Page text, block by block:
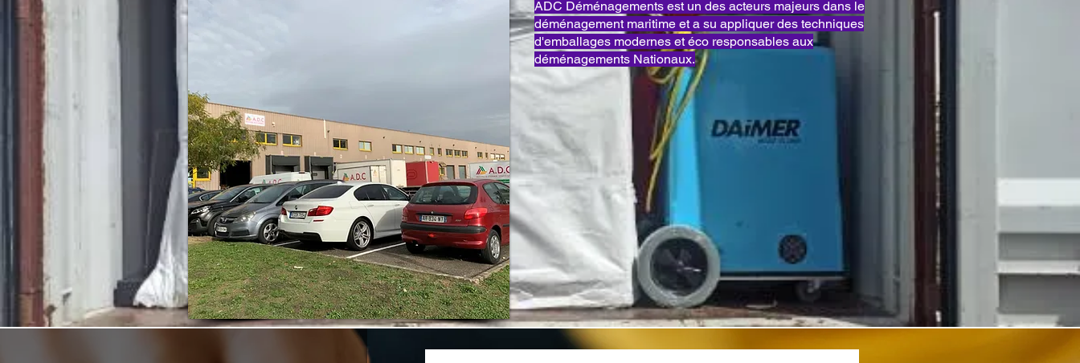
ADC Déménagements est un des acteurs majeurs dans le
déménagement maritime et a su appliquer des techniques
d'emballages modernes et éco responsables aux
déménagements Nationaux.